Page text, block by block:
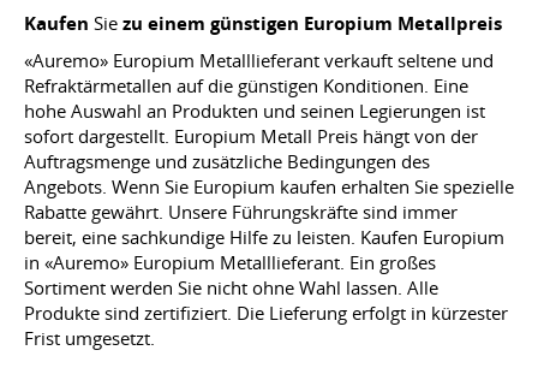
Kaufen Sie zu einem günstigen Europium Metallpreis
«Auremo» Europium Metalllieferant verkauft seltene und
Refraktärmetallen auf die günstigen Konditionen. Eine
hohe Auswahl an Produkten und seinen Legierungen ist
sofort dargestellt. Europium Metall Preis hängt von der
Auftragsmenge und zusätzliche Bedingungen des
Angebots. Wenn Sie Europium kaufen erhalten Sie spezielle
Rabatte gewährt. Unsere Führungskräfte sind immer
bereit, eine sachkundige Hilfe zu leisten. Kaufen Europium
in «Auremo» Europium Metalllieferant. Ein großes
Sortiment werden Sie nicht ohne Wahl lassen. Alle
Produkte sind zertifiziert. Die Lieferung erfolgt in kürzester
Frist umgesetzt.